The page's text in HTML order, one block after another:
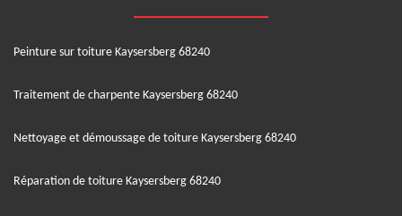
Peinture sur toiture Kaysersberg 68240
Traitement de charpente Kaysersberg 68240
Nettoyage et démoussage de toiture Kaysersberg 68240
Réparation de toiture Kaysersberg 68240